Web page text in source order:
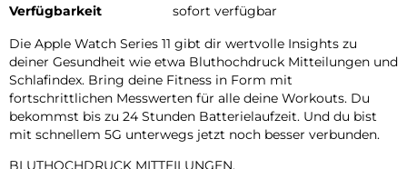
Verfügbarkeit
sofort verfügbar
Die Apple Watch Series 11 gibt dir wertvolle Insights zu
deiner Gesundheit wie etwa Bluthochdruck Mitteilungen und
Schlafindex. Bring deine Fitness in Form mit
fortschrittlichen Messwerten für alle deine Workouts. Du
bekommst bis zu 24 Stunden Batterielaufzeit. Und du bist
mit schnellem 5G unterwegs jetzt noch besser verbunden.
BLUTHOCHDRUCK MITTEILUNGEN.